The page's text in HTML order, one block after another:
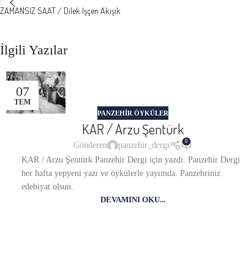
ZAMANSIZ SAAT / Dilek İşçen Akışık
İlgili Yazılar
07
TEM
PANZEHIR ÖYKÜLER
KAR / Arzu Şentürk
Gönderen panzehir_dergi 0
KAR / Arzu Şentürk Panzehir Dergi için yazdı. Panzehir Dergi
her hafta yepyeni yazı ve öykülerle yayımda. Panzehriniz
edebiyat olsun.
DEVAMINI OKU...